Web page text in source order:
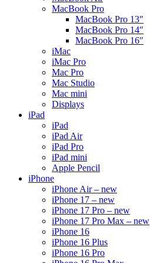
MacBook Pro
MacBook Pro 13″
MacBook Pro 14″
MacBook Pro 16″
iMac
iMac Pro
Mac Pro
Mac Studio
Mac mini
Displays
iPad
iPad
iPad Air
iPad Pro
iPad mini
Apple Pencil
iPhone
iPhone Air – new
iPhone 17 – new
iPhone 17 Pro – new
iPhone 17 Pro Max – new
iPhone 16
iPhone 16 Plus
iPhone 16 Pro